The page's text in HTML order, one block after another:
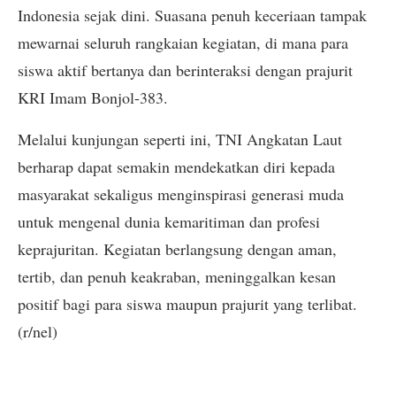
Indonesia sejak dini. Suasana penuh keceriaan tampak
mewarnai seluruh rangkaian kegiatan, di mana para
siswa aktif bertanya dan berinteraksi dengan prajurit
KRI Imam Bonjol-383.
Melalui kunjungan seperti ini, TNI Angkatan Laut
berharap dapat semakin mendekatkan diri kepada
masyarakat sekaligus menginspirasi generasi muda
untuk mengenal dunia kemaritiman dan profesi
keprajuritan. Kegiatan berlangsung dengan aman,
tertib, dan penuh keakraban, meninggalkan kesan
positif bagi para siswa maupun prajurit yang terlibat.
(r/nel)